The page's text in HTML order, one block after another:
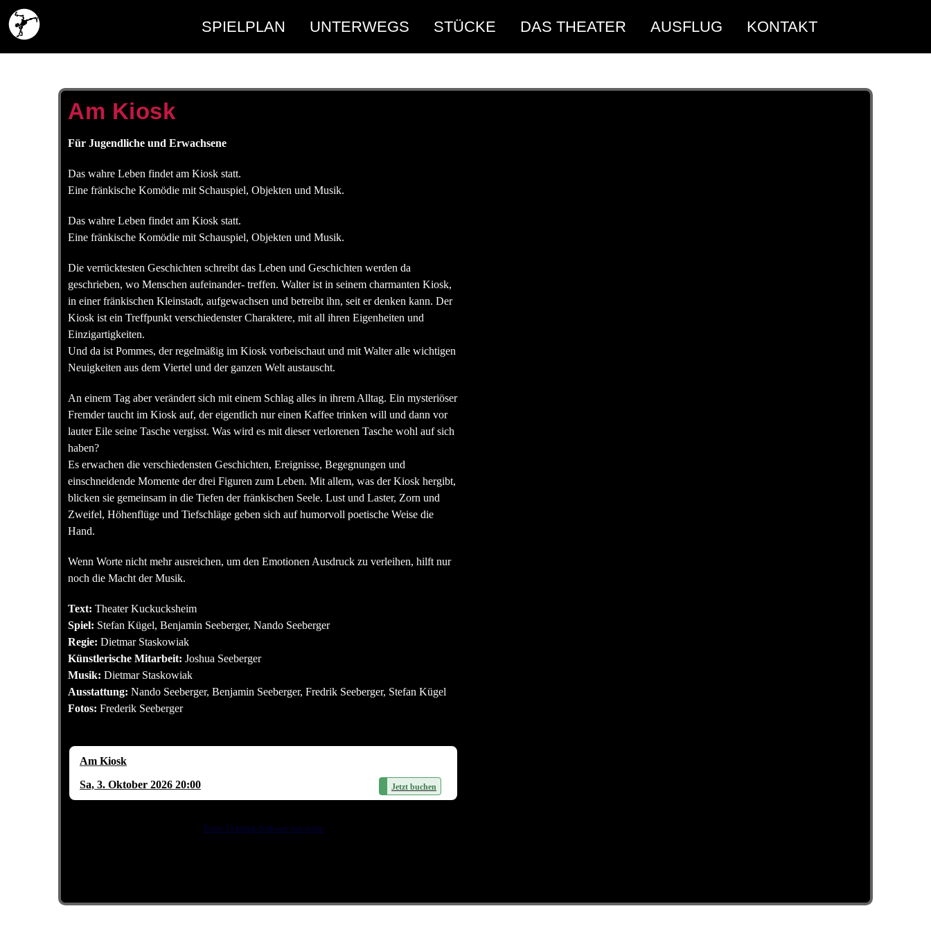
SPIELPLAN UNTERWEGS STÜCKE DAS THEATER AUSFLUG KONTAKT
Am Kiosk
Für Jugendliche und Erwachsene
Das wahre Leben findet am Kiosk statt.
Eine fränkische Komödie mit Schauspiel, Objekten und Musik.
Das wahre Leben findet am Kiosk statt.
Eine fränkische Komödie mit Schauspiel, Objekten und Musik.
Die verrücktesten Geschichten schreibt das Leben und Geschichten werden da
geschrieben, wo Menschen aufeinander- treffen. Walter ist in seinem charmanten Kiosk,
in einer fränkischen Kleinstadt, aufgewachsen und betreibt ihn, seit er denken kann. Der
Kiosk ist ein Treffpunkt verschiedenster Charaktere, mit all ihren Eigenheiten und
Einzigartigkeiten.
Und da ist Pommes, der regelmäßig im Kiosk vorbeischaut und mit Walter alle wichtigen
Neuigkeiten aus dem Viertel und der ganzen Welt austauscht.
An einem Tag aber verändert sich mit einem Schlag alles in ihrem Alltag. Ein mysteriöser
Fremder taucht im Kiosk auf, der eigentlich nur einen Kaffee trinken will und dann vor
lauter Eile seine Tasche vergisst. Was wird es mit dieser verlorenen Tasche wohl auf sich
haben?
Es erwachen die verschiedensten Geschichten, Ereignisse, Begegnungen und
einschneidende Momente der drei Figuren zum Leben. Mit allem, was der Kiosk hergibt,
blicken sie gemeinsam in die Tiefen der fränkischen Seele. Lust und Laster, Zorn und
Zweifel, Höhenflüge und Tiefschläge geben sich auf humorvoll poetische Weise die
Hand.
Wenn Worte nicht mehr ausreichen, um den Emotionen Ausdruck zu verleihen, hilft nur
noch die Macht der Musik.
Text: Theater Kuckucksheim
Spiel: Stefan Kügel, Benjamin Seeberger, Nando Seeberger
Regie: Dietmar Staskowiak
Künstlerische Mitarbeit: Joshua Seeberger
Musik: Dietmar Staskowiak
Ausstattung: Nando Seeberger, Benjamin Seeberger, Fredrik Seeberger, Stefan Kügel
Fotos: Frederik Seeberger
Am Kiosk
Sa, 3. Oktober 2026 20:00
Jetzt buchen
Event-Ticketing-Software von pretix